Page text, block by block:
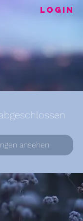
LogIN
ansehen